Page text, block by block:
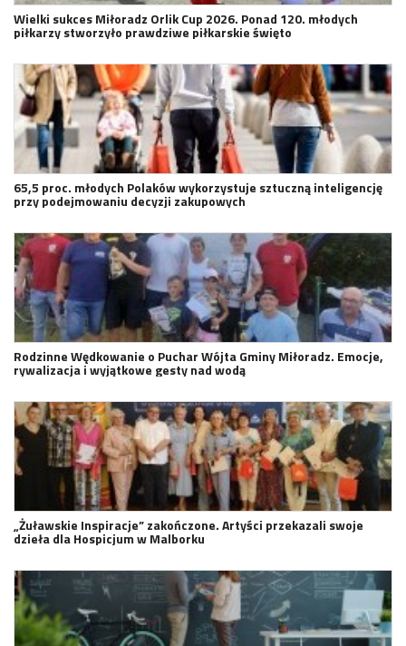
Wielki sukces Miłoradz Orlik Cup 2026. Ponad 120. młodych
piłkarzy stworzyło prawdziwe piłkarskie święto
65,5 proc. młodych Polaków wykorzystuje sztuczną inteligencję
przy podejmowaniu decyzji zakupowych
Rodzinne Wędkowanie o Puchar Wójta Gminy Miłoradz. Emocje,
rywalizacja i wyjątkowe gesty nad wodą
„Żuławskie Inspiracje” zakończone. Artyści przekazali swoje
dzieła dla Hospicjum w Malborku